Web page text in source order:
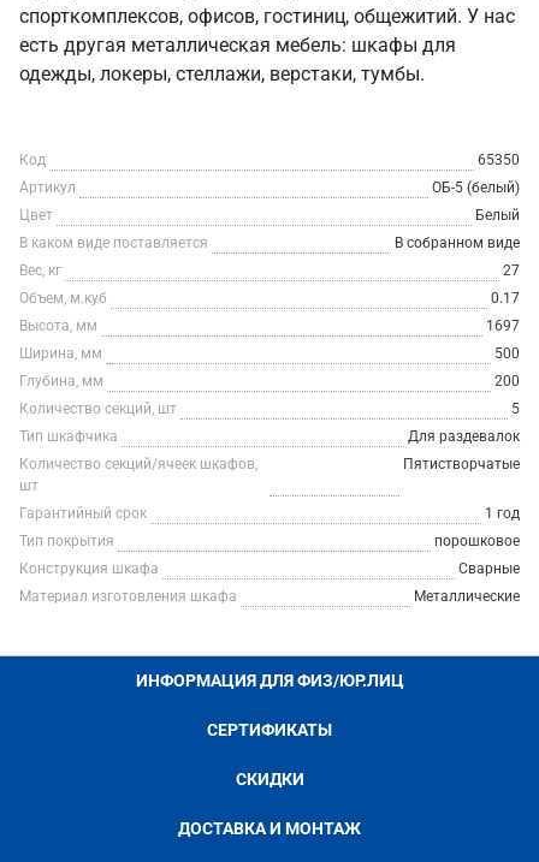
спорткомплексов, офисов, гостиниц, общежитий. У нас
есть другая металлическая мебель: шкафы для
одежды, локеры, стеллажи, верстаки, тумбы.
Код
65350
Артикул
ОБ-5 (белый)
Цвет
Белый
В каком виде поставляется
В собранном виде
Вес, кг
27
Объем, м.куб
0.17
Высота, мм
1697
Ширина, мм
500
Глубина, мм
200
Количество секций, шт
5
Тип шкафчика
Для раздевалок
Количество секций/ячеек шкафов,
шт
Пятистворчатые
Гарантийный срок
1 год
Тип покрытия
порошковое
Конструкция шкафа
Сварные
Материал изготовления шкафа
Металлические
ИНФОРМАЦИЯ ДЛЯ ФИЗ/ЮР.ЛИЦ
СЕРТИФИКАТЫ
СКИДКИ
ДОСТАВКА И МОНТАЖ